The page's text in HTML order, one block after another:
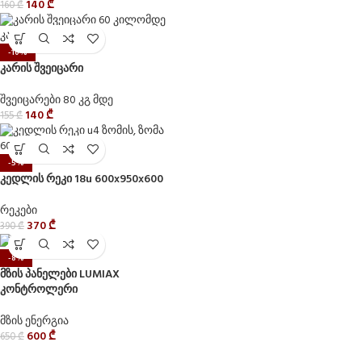
160₾ 140₾
-10%
კარის შვეიცარი
შვეიცარები 80 კგ მდე
155₾ 140₾
-5%
კედლის რეკი 18u 600x950x600
რეკები
390₾ 370₾
-8%
მზის პანელები LUMIAX
კონტროლერი
მზის ენერგია
650₾ 600₾